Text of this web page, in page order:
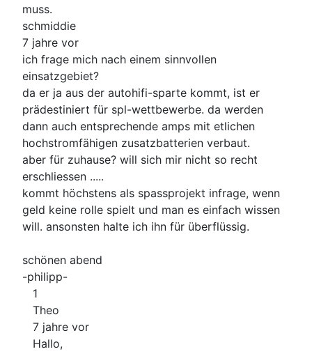
muss.
schmiddie
7 jahre vor
ich frage mich nach einem sinnvollen
einsatzgebiet?
da er ja aus der autohifi-sparte kommt, ist er
prädestiniert für spl-wettbewerbe. da werden
dann auch entsprechende amps mit etlichen
hochstromfähigen zusatzbatterien verbaut.
aber für zuhause? will sich mir nicht so recht
erschliessen .....
kommt höchstens als spassprojekt infrage, wenn
geld keine rolle spielt und man es einfach wissen
will. ansonsten halte ich ihn für überflüssig.
schönen abend
-philipp-
1
Theo
7 jahre vor
Hallo,